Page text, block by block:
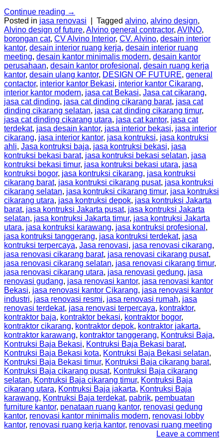
Continue reading →
Posted in jasa renovasi Tagged alvino, alvino design,
Alvino design of future, Alvino general contractor, AVINO,
borongan cat, CV Alvino Interior, CV. Alvino, desain interior
kantor, desain interior ruang kerja, desain interior ruang
meeting, desain kantor minimalis modern, desain kantor
perusahaan, desain kantor profesional , desain ruang kerja
kantor, desain ulang kantor, DESIGN OF FUTURE, general
contactor, interior kantor Bekasi, interior kantor Cikarang,
interior kantor modern, jasa cat Bekasi, Jasa cat cikarang,
jasa cat dinding, jasa cat dinding cikarang barat, jasa cat
dinding cikarang selatan, jasa cat dinding cikarang timur,
jasa cat dinding cikarang utara, jasa cat kantor, jasa cat
terdekat, jasa desain kantor, jasa interior bekasi, jasa interior
cikarang, jasa interior kantor, jasa kontruksi, jasa kontruksi
ahli, Jasa kontruksi baja, jasa kontruksi bekasi, jasa
kontruksi bekasi barat, jasa kontruksi bekasi selatan, jasa
kontruksi bekasi timur, jasa kontruksi bekasi utara, jasa
kontruksi bogor, jasa kontruksi cikarang, jasa kontruksi
cikarang barat, jasa kontruksi cikarang pusat, jasa kontruksi
cikarang selatan, jasa kontruksi cikarang timur, jasa kontruksi
cikarang utara, jasa kontruksi depok, jasa kontruksi Jakarta
barat, jasa kontruksi Jakarta pusat, jasa kontruksi Jakarta
selatan, jasa kontruksi Jakarta timur, jasa kontruksi Jakarta
utara, jasa kontruksi karawang, jasa kontruksi profesional ,
jasa kontruksi tanggerang, jasa kontruksi terdekat, jasa
kontruksi terpercaya, Jasa renovasi, jasa renovasi cikarang,
jasa renovasi cikarang barat, jasa renovasi cikarang pusat,
jasa renovasi cikarang selatan, jasa renovasi cikarang timur,
jasa renovasi cikarang utara, jasa renovasi gedung, jasa
renovasi gudang, jasa renovasi kantor, jasa renovasi kantor
Bekasi, jasa renovasi kantor Cikarang, jasa renovasi kantor
industri, jasa renovasi resmi, jasa renovasi rumah, jasa
renovasi terdekat, jasa renovasi terpercaya, kontraktor,
kontraktor baja, kontraktor bekasi, kontraktor bogor,
kontraktor cikarang, kontraktor depok, kontraktor jakarta,
kontraktor karawang, kontraktor tanggerang, Kontruksi Baja,
Kontruksi Baja Bekasi, Kontruksi Baja Bekasi barat,
Kontruksi Baja Bekasi kota, Kontruksi Baja Bekasi selatan,
Kontruksi Baja Bekasi timur, Kontruksi Baja cikarang barat,
Kontruksi Baja cikarang pusat, Kontruksi Baja cikarang
selatan, Kontruksi Baja cikarang timur, Kontruksi Baja
cikarang utara, Kontruksi Baja jakarta, Kontruksi Baja
karawang, Kontruksi Baja terdekat, pabrik, pembuatan
furniture kantor, penataan ruang kantor, renovasi gedung
kantor, renovasi kantor minimalis modern, renovasi lobby
kantor, renovasi ruang kerja kantor, renovasi ruang meeting
Leave a comment